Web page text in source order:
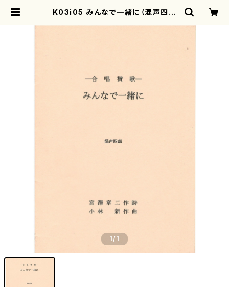
K03i05 みんなで一緒に（混声四部
rearth
1/1